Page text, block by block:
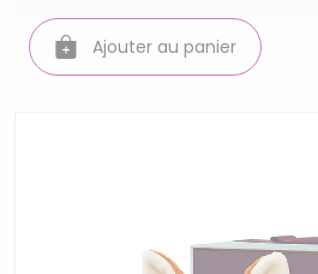
Ajouter au panier